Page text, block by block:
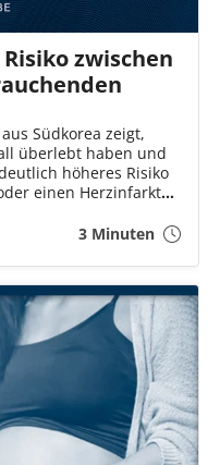
zwischen
Südkorea zeigt,
überlebt haben und
höheres Risiko
einen Herzinfarkt
bisher größte
und
Ereignissen bei
3 Minuten